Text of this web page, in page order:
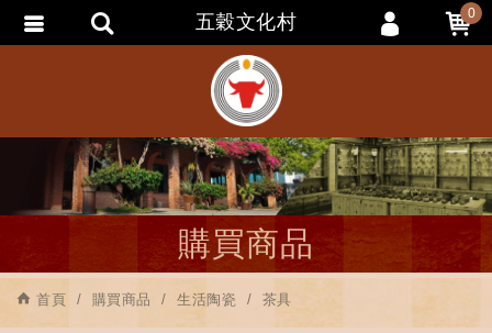
購買商品
首頁 購買商品 生活陶瓷 茶具
五穀文化村 0
會員登入
會員註冊
忘記密碼
訂單查詢
追蹤清單
匯款通知